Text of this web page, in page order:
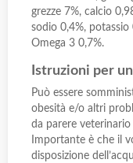
grezze 7%, calcio
sodio 0,4%, potassio
Omega 3 0,7%.
Istruzioni per
Può essere
obesità e/o altri
da parere
Importante è che il
disposizione